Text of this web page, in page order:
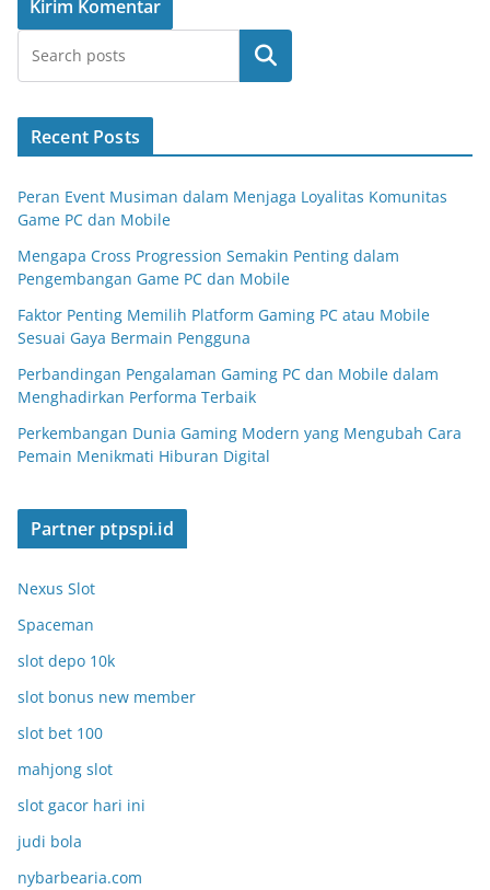
Cari
Recent Posts
Peran Event Musiman dalam Menjaga Loyalitas Komunitas
Game PC dan Mobile
Mengapa Cross Progression Semakin Penting dalam
Pengembangan Game PC dan Mobile
Faktor Penting Memilih Platform Gaming PC atau Mobile
Sesuai Gaya Bermain Pengguna
Perbandingan Pengalaman Gaming PC dan Mobile dalam
Menghadirkan Performa Terbaik
Perkembangan Dunia Gaming Modern yang Mengubah Cara
Pemain Menikmati Hiburan Digital
Partner ptpspi.id
Nexus Slot
Spaceman
slot depo 10k
slot bonus new member
slot bet 100
mahjong slot
slot gacor hari ini
judi bola
nybarbearia.com